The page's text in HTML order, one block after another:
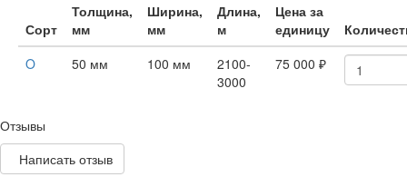
Сорт
Толщина,
мм
Ширина,
мм
Длина,
м
Цена за
единицу
O
50 мм 100 мм
2100-
3000
75 000 ₽
Отзывы
Написать отзыв